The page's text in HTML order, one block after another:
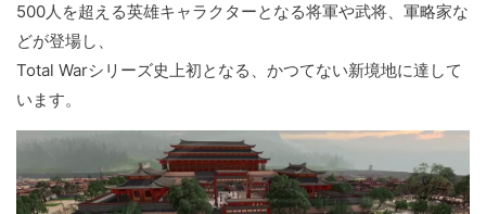
500人を超える英雄キャラクターとなる将軍や武将、軍略家な
どが登場し、
Total Warシリーズ史上初となる、かつてない新境地に達して
います。